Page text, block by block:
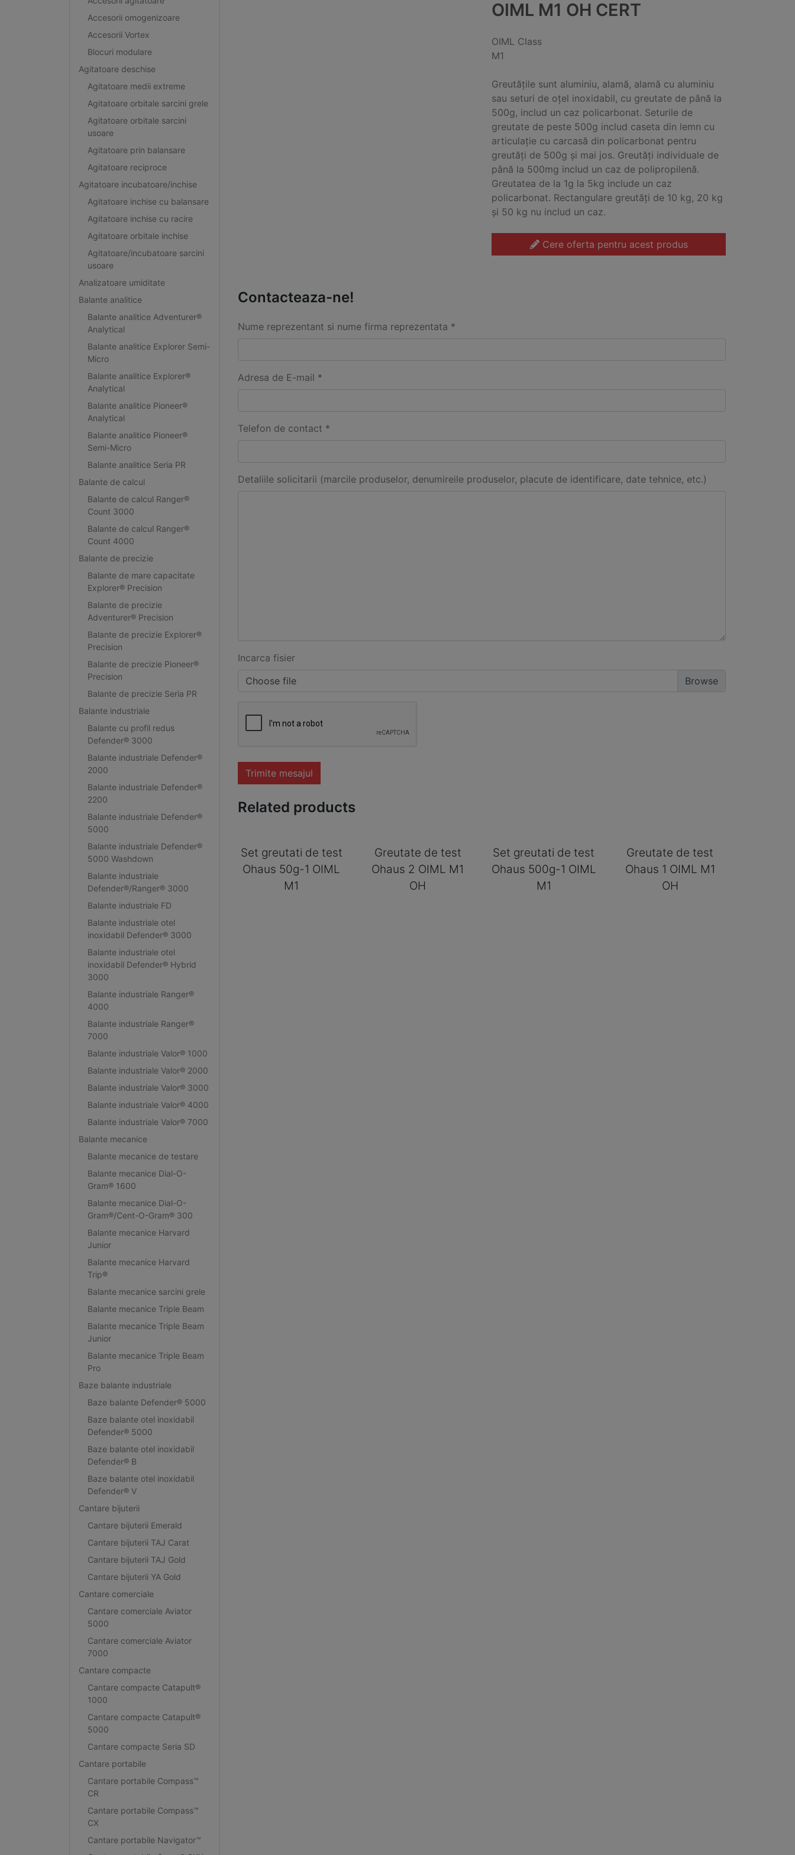
Accesorii omogenizoare
Accesorii Vortex
Blocuri modulare
Agitatoare deschise
Agitatoare medii extreme
Agitatoare orbitale sarcini grele
Agitatoare orbitale sarcini
usoare
Agitatoare prin balansare
Agitatoare reciproce
Agitatoare incubatoare/inchise
Agitatoare inchise cu balansare
Agitatoare inchise cu racire
Agitatoare orbitale inchise
Agitatoare/incubatoare sarcini
usoare
Analizatoare umiditate
Balante analitice
Balante analitice Adventurer®
Analytical
Balante analitice Explorer Semi-
Micro
Balante analitice Explorer®
Analytical
Balante analitice Pioneer®
Analytical
Balante analitice Pioneer®
Semi-Micro
Balante analitice Seria PR
Balante de calcul
Balante de calcul Ranger®
Count 3000
Balante de calcul Ranger®
Count 4000
Balante de precizie
Balante de mare capacitate
Explorer® Precision
Balante de precizie
Adventurer® Precision
Balante de precizie Explorer®
Precision
Balante de precizie Pioneer®
Precision
Balante de precizie Seria PR
Balante industriale
Balante cu profil redus
Defender® 3000
Balante industriale Defender®
2000
Balante industriale Defender®
2200
Balante industriale Defender®
5000
Balante industriale Defender®
5000 Washdown
Balante industriale
Defender®/Ranger® 3000
Balante industriale FD
Balante industriale otel
inoxidabil Defender® 3000
Balante industriale otel
inoxidabil Defender® Hybrid
3000
Balante industriale Ranger®
4000
Balante industriale Ranger®
7000
Balante industriale Valor® 1000
Balante industriale Valor® 2000
Balante industriale Valor® 3000
Balante industriale Valor® 4000
Balante industriale Valor® 7000
Balante mecanice
Balante mecanice de testare
Balante mecanice Dial-O-
Gram® 1600
Balante mecanice Dial-O-
Gram®/Cent-O-Gram® 300
Balante mecanice Harvard
Junior
Balante mecanice Harvard
Trip®
Balante mecanice sarcini grele
Balante mecanice Triple Beam
Balante mecanice Triple Beam
Junior
Balante mecanice Triple Beam
Pro
Baze balante industriale
Baze balante Defender® 5000
Baze balante otel inoxidabil
Defender® 5000
Baze balante otel inoxidabil
Defender® B
Baze balante otel inoxidabil
Defender® V
Cantare bijuterii
Cantare bijuterii Emerald
Cantare bijuterii TAJ Carat
Cantare bijuterii TAJ Gold
Cantare bijuterii YA Gold
Cantare comerciale
Cantare comerciale Aviator
5000
Cantare comerciale Aviator
7000
Cantare compacte
Cantare compacte Catapult®
1000
Cantare compacte Catapult®
5000
Cantare compacte Seria SD
Cantare portabile
Cantare portabile Compass™
CR
Cantare portabile Compass™
CX
Cantare portabile Navigator™
OIML M1 OH CERT
OIML Class
M1
Greutățile sunt aluminiu, alamă, alamă cu aluminiu
sau seturi de oțel inoxidabil, cu greutate de până la
500g, includ un caz policarbonat. Seturile de
greutate de peste 500g includ caseta din lemn cu
articulație cu carcasă din policarbonat pentru
greutăți de 500g și mai jos. Greutăți individuale de
până la 500mg includ un caz de polipropilenă.
Greutatea de la 1g la 5kg include un caz
policarbonat. Rectangulare greutăți de 10 kg, 20 kg
și 50 kg nu includ un caz.
Cere oferta pentru acest produs
Contacteaza-ne!
Nume reprezentant si nume firma reprezentata *
Adresa de E-mail *
Telefon de contact *
Detaliile solicitarii (marcile produselor, denumireile produselor, placute de identificare, date tehnice, etc.)
Incarca fisier
Choose file
Trimite mesajul
Related products
Set greutati de test
Ohaus 50g-1 OIML
M1
Greutate de test
Ohaus 2 OIML M1
OH
Set greutati de test
Ohaus 500g-1 OIML
M1
Greutate de test
Ohaus 1 OIML M1
OH